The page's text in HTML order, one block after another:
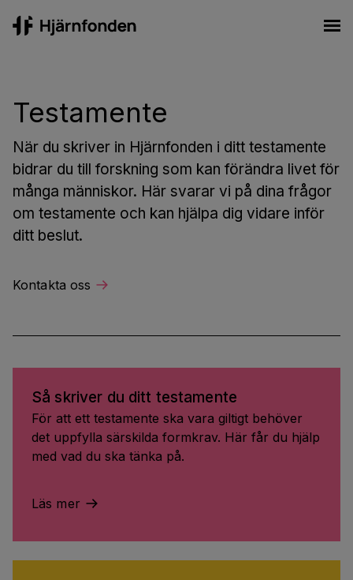
Testamente
När du skriver in Hjärnfonden i ditt testamente
bidrar du till forskning som kan förändra livet för
många människor. Här svarar vi på dina frågor
om testamente och kan hjälpa dig vidare inför
ditt beslut.
Kontakta oss
Så skriver du ditt testamente
För att ett testamente ska vara giltigt behöver
det uppfylla särskilda formkrav. Här får du hjälp
med vad du ska tänka på.
Läs mer